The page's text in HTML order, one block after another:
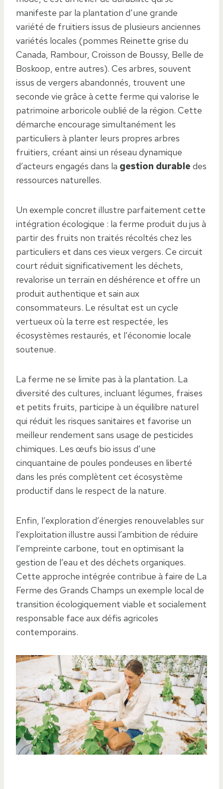
manifeste par la plantation d’une grande
variété de fruitiers issus de plusieurs anciennes
variétés locales (pommes Reinette grise du
Canada, Rambour, Croisson de Boussy, Belle de
Boskoop, entre autres). Ces arbres, souvent
issus de vergers abandonnés, trouvent une
seconde vie grâce à cette ferme qui valorise le
patrimoine arboricole oublié de la région. Cette
démarche encourage simultanément les
particuliers à planter leurs propres arbres
fruitiers, créant ainsi un réseau dynamique
d’acteurs engagés dans la gestion durable des
ressources naturelles.
Un exemple concret illustre parfaitement cette
intégration écologique : la ferme produit du jus à
partir des fruits non traités récoltés chez les
particuliers et dans ces vieux vergers. Ce circuit
court réduit significativement les déchets,
revalorise un terrain en déshérence et offre un
produit authentique et sain aux
consommateurs. Le résultat est un cycle
vertueux où la terre est respectée, les
écosystèmes restaurés, et l’économie locale
soutenue.
La ferme ne se limite pas à la plantation. La
diversité des cultures, incluant légumes, fraises
et petits fruits, participe à un équilibre naturel
qui réduit les risques sanitaires et favorise un
meilleur rendement sans usage de pesticides
chimiques. Les œufs bio issus d’une
cinquantaine de poules pondeuses en liberté
dans les prés complètent cet écosystème
productif dans le respect de la nature.
Enfin, l’exploration d’énergies renouvelables sur
l’exploitation illustre aussi l’ambition de réduire
l’empreinte carbone, tout en optimisant la
gestion de l’eau et des déchets organiques.
Cette approche intégrée contribue à faire de La
Ferme des Grands Champs un exemple local de
transition écologiquement viable et socialement
responsable face aux défis agricoles
contemporains.